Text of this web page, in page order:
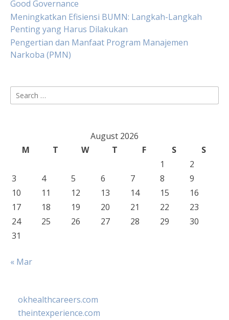
Good Governance
Meningkatkan Efisiensi BUMN: Langkah-Langkah
Penting yang Harus Dilakukan
Pengertian dan Manfaat Program Manajemen
Narkoba (PMN)
Search
for:
August 2026
M
T W T F S
S
1
2
3
4 5 6 7 8
9
10
11 12 13 14 15
16
17
18 19 20 21 22
23
24
25 26 27 28 29
30
31
« Mar
okhealthcareers.com
theintexperience.com